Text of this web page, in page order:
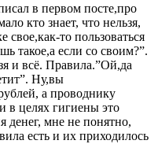
в первом посте,про
кто знает, что нельзя,
свое,как-то пользоваться
такое,а если со своим?”.
и всё. Правила.”Ой,да
Ну,вы
а проводнику
в целях гигиены это
денег, мне не понятно,
есть и их приходилось